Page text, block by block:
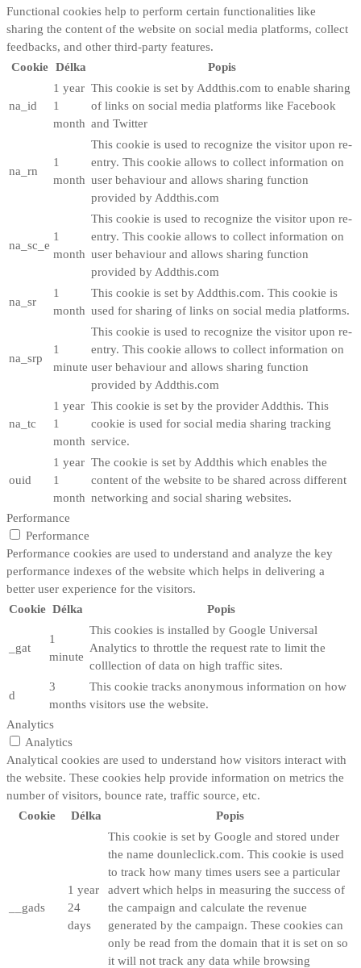
Functional cookies help to perform certain functionalities like
sharing the content of the website on social media platforms, collect
feedbacks, and other third-party features.
Cookie Délka Popis
na_id
1 year
1
month
This cookie is set by Addthis.com to enable sharing
of links on social media platforms like Facebook
and Twitter
na_rn
1
month
This cookie is used to recognize the visitor upon re-
entry. This cookie allows to collect information on
user behaviour and allows sharing function
provided by Addthis.com
na_sc_e
1
month
This cookie is used to recognize the visitor upon re-
entry. This cookie allows to collect information on
user behaviour and allows sharing function
provided by Addthis.com
na_sr
1
month
This cookie is set by Addthis.com. This cookie is
used for sharing of links on social media platforms.
na_srp
1
minute
This cookie is used to recognize the visitor upon re-
entry. This cookie allows to collect information on
user behaviour and allows sharing function
provided by Addthis.com
na_tc
1 year
1
month
This cookie is set by the provider Addthis. This
cookie is used for social media sharing tracking
service.
ouid
1 year
1
month
The cookie is set by Addthis which enables the
content of the website to be shared across different
networking and social sharing websites.
Performance
Performance
Performance cookies are used to understand and analyze the key
performance indexes of the website which helps in delivering a
better user experience for the visitors.
Cookie Délka Popis
_gat
1
minute
This cookies is installed by Google Universal
Analytics to throttle the request rate to limit the
colllection of data on high traffic sites.
d
3
months
This cookie tracks anonymous information on how
visitors use the website.
Analytics
Analytics
Analytical cookies are used to understand how visitors interact with
the website. These cookies help provide information on metrics the
number of visitors, bounce rate, traffic source, etc.
Cookie
Délka Popis
__gads
1 year
24
days
This cookie is set by Google and stored under
the name dounleclick.com. This cookie is used
to track how many times users see a particular
advert which helps in measuring the success of
the campaign and calculate the revenue
generated by the campaign. These cookies can
only be read from the domain that it is set on so
it will not track any data while browsing